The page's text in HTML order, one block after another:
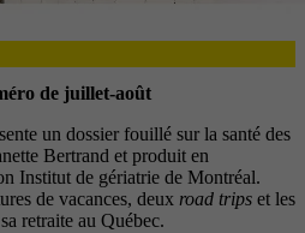
de juillet-août
un dossier fouillé sur la santé des
Bertrand et produit en
Institut de gériatrie de Montréal.
de vacances, deux road trips et les
retraite au Québec.